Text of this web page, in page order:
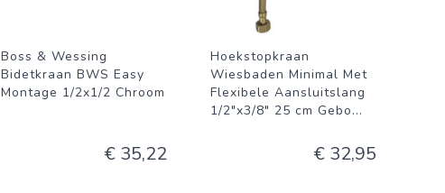
Boss & Wessing
Bidetkraan BWS Easy
Montage 1/2x1/2 Chroom
€ 35,22
Hoekstopkraan
Wiesbaden Minimal Met
Flexibele Aansluitslang
1/2"x3/8" 25 cm Gebo...
€ 32,95